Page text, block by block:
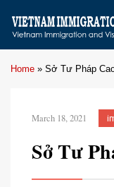
Home » Sở Tư Pháp
March 18, 2021
Sở Tư